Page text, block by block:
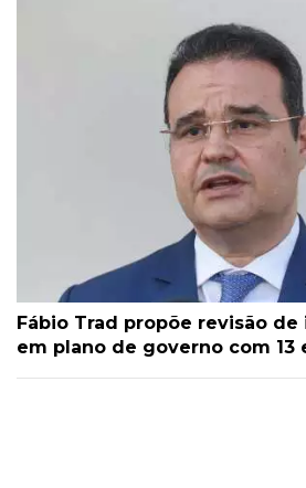
Fábio Trad propõe revisão
em plano de governo com 13